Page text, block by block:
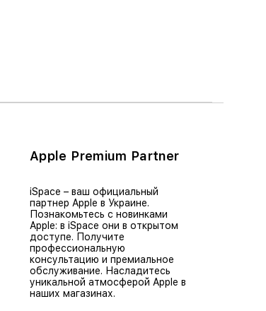
Apple Premium Partner
iSpace – ваш официальный
партнер Apple в Украине.
Познакомьтесь с новинками
Apple: в iSpace они в открытом
доступе. Получите
профессиональную
консультацию и премиальное
обслуживание. Насладитесь
уникальной атмосферой Apple в
наших магазинах.